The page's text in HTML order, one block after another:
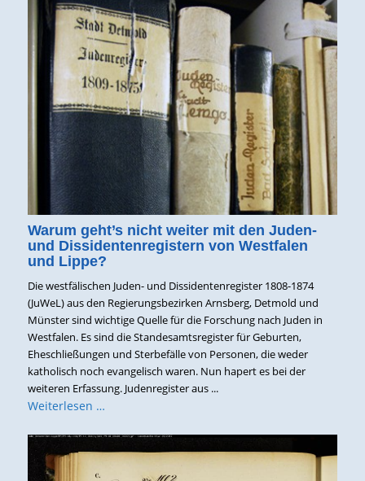
Warum geht’s nicht weiter mit den Juden-
und Dissidentenregistern von Westfalen
und Lippe?
Die westfälischen Juden- und Dissidentenregister 1808-1874
(JuWeL) aus den Regierungsbezirken Arnsberg, Detmold und
Münster sind wichtige Quelle für die Forschung nach Juden in
Westfalen. Es sind die Standesamtsregister für Geburten,
Eheschließungen und Sterbefälle von Personen, die weder
katholisch noch evangelisch waren. Nun hapert es bei der
weiteren Erfassung. Judenregister aus ...
Weiterlesen …